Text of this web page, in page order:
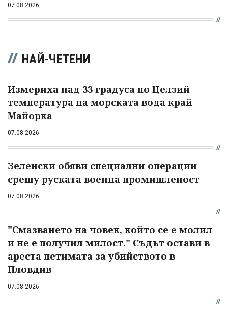
07.08.2026
НАЙ-ЧЕТЕНИ
Измериха над 33 градуса по Целзий
температура на морската вода край
Майорка
07.08.2026
Зеленски обяви специални операции
срещу руската военна промишленост
07.08.2026
"Смазването на човек, който се е молил
и не е получил милост." Съдът остави в
ареста петимата за убийството в
Пловдив
07.08.2026